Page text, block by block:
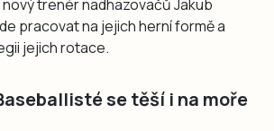
trenér nadhazovačů Jakub
pracovat na jejich herní formě a
jejich rotace.
se těší i na moře